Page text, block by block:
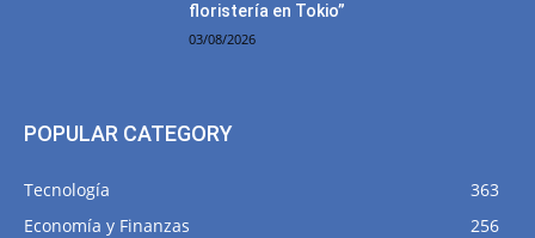
floristería en Tokio”
03/08/2026
POPULAR CATEGORY
Tecnología
363
Economía y Finanzas
256